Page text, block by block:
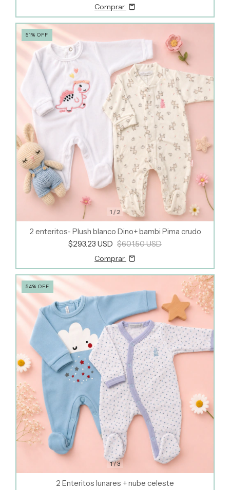
Comprar
1 /2
51% OFF
2 enteritos- Plush blanco Dino+ bambi Pima crudo
$293.23 USD $601.50 USD
Comprar
1/3
54% OFF
2 Enteritos lunares + nube celeste